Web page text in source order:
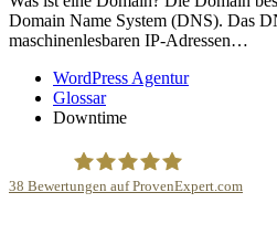
Domain Name System (DNS). Das
maschinenlesbaren IP-Adressen…
WordPress Agentur
Glossar
Downtime
38 Bewertungen auf ProvenExpert.com